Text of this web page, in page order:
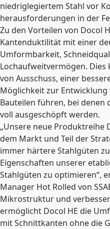
niedriglegiertem Stahl vor
herausforderungen in der
Zu den Vorteilen von Docol
Kantenduktilität mit einer
Umformbarkeit,
Lochaufweitvermögen. Dies
von Ausschuss, einer
Möglichkeit zur
Bauteilen führen, bei denen
voll ausgeschöpft werden.
„Unsere neue Produktreihe
dem Markt und Teil der
immer härtere Stahlgüten
Eigenschaften unserer
Stahlgüten zu optimieren“,
Manager Hot Rolled von
Mikrostruktur und
ermöglicht Docol HE die
mit Schnittkanten ohne die